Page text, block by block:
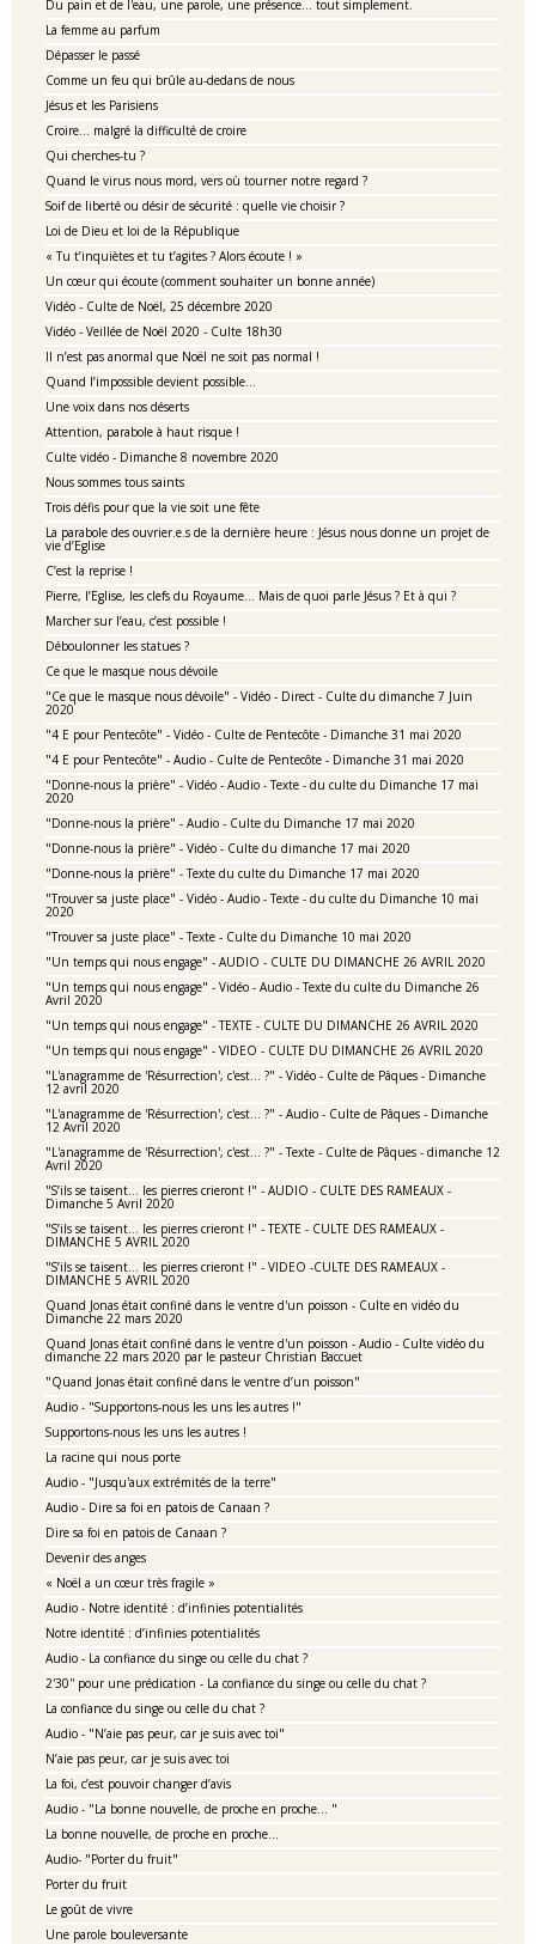
Du pain et de l'eau, une parole, une présence... tout simplement.
La femme au parfum
Dépasser le passé
Comme un feu qui brûle au-dedans de nous
Jésus et les Parisiens
Croire… malgré la difficulté de croire
Qui cherches-tu ?
Quand le virus nous mord, vers où tourner notre regard ?
Soif de liberté ou désir de sécurité : quelle vie choisir ?
Loi de Dieu et loi de la République
« Tu t’inquiètes et tu t’agites ? Alors écoute ! »
Un cœur qui écoute (comment souhaiter un bonne année)
Vidéo - Culte de Noël, 25 décembre 2020
Vidéo - Veillée de Noël 2020 - Culte 18h30
Il n’est pas anormal que Noël ne soit pas normal !
Quand l’impossible devient possible…
Une voix dans nos déserts
Attention, parabole à haut risque !
Culte vidéo - Dimanche 8 novembre 2020
Nous sommes tous saints
Trois défis pour que la vie soit une fête
La parabole des ouvrier.e.s de la dernière heure : Jésus nous donne un projet de
vie d’Eglise
C’est la reprise !
Pierre, l’Eglise, les clefs du Royaume… Mais de quoi parle Jésus ? Et à qui ?
Marcher sur l’eau, c’est possible !
Déboulonner les statues ?
Ce que le masque nous dévoile
"Ce que le masque nous dévoile" - Vidéo - Direct - Culte du dimanche 7 Juin
2020
"4 E pour Pentecôte" - Vidéo - Culte de Pentecôte - Dimanche 31 mai 2020
"4 E pour Pentecôte" - Audio - Culte de Pentecôte - Dimanche 31 mai 2020
"Donne-nous la prière" - Vidéo - Audio - Texte - du culte du Dimanche 17 mai
2020
"Donne-nous la prière" - Audio - Culte du Dimanche 17 mai 2020
"Donne-nous la prière" - Vidéo - Culte du dimanche 17 mai 2020
"Donne-nous la prière" - Texte du culte du Dimanche 17 mai 2020
"Trouver sa juste place" - Vidéo - Audio - Texte - du culte du Dimanche 10 mai
2020
"Trouver sa juste place" - Texte - Culte du Dimanche 10 mai 2020
"Un temps qui nous engage" - AUDIO - CULTE DU DIMANCHE 26 AVRIL 2020
"Un temps qui nous engage" - Vidéo - Audio - Texte du culte du Dimanche 26
Avril 2020
"Un temps qui nous engage" - TEXTE - CULTE DU DIMANCHE 26 AVRIL 2020
"Un temps qui nous engage" - VIDEO - CULTE DU DIMANCHE 26 AVRIL 2020
"L'anagramme de 'Résurrection', c'est... ?" - Vidéo - Culte de Pâques - Dimanche
12 avril 2020
"L'anagramme de 'Résurrection', c'est... ?" - Audio - Culte de Pâques - Dimanche
12 Avril 2020
"L'anagramme de 'Résurrection', c'est... ?" - Texte - Culte de Pâques - dimanche 12
Avril 2020
"S’ils se taisent… les pierres crieront !" - AUDIO - CULTE DES RAMEAUX -
Dimanche 5 Avril 2020
"S’ils se taisent… les pierres crieront !" - TEXTE - CULTE DES RAMEAUX -
DIMANCHE 5 AVRIL 2020
"S’ils se taisent… les pierres crieront !" - VIDEO -CULTE DES RAMEAUX -
DIMANCHE 5 AVRIL 2020
Quand Jonas était confiné dans le ventre d'un poisson - Culte en vidéo du
Dimanche 22 mars 2020
Quand Jonas était confiné dans le ventre d'un poisson - Audio - Culte vidéo du
dimanche 22 mars 2020 par le pasteur Christian Baccuet
"Quand Jonas était confiné dans le ventre d’un poisson"
Audio - "Supportons-nous les uns les autres !"
Supportons-nous les uns les autres !
La racine qui nous porte
Audio - "Jusqu'aux extrémités de la terre"
Audio - Dire sa foi en patois de Canaan ?
Dire sa foi en patois de Canaan ?
Devenir des anges
« Noël a un cœur très fragile »
Audio - Notre identité : d’infinies potentialités
Notre identité : d’infinies potentialités
Audio - La confiance du singe ou celle du chat ?
2'30'' pour une prédication - La confiance du singe ou celle du chat ?
La confiance du singe ou celle du chat ?
Audio - "N’aie pas peur, car je suis avec toi"
N’aie pas peur, car je suis avec toi
La foi, c’est pouvoir changer d’avis
Audio - "La bonne nouvelle, de proche en proche… "
La bonne nouvelle, de proche en proche…
Audio- "Porter du fruit"
Porter du fruit
Le goût de vivre
Une parole bouleversante